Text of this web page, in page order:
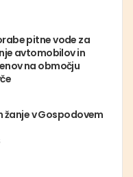
pitne vode za
avtomobilov in
na območju
žanje v Gospodovem